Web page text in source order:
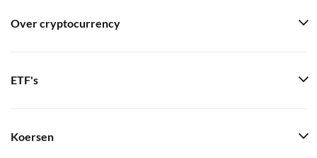
Over cryptocurrency
ETF's
Koersen